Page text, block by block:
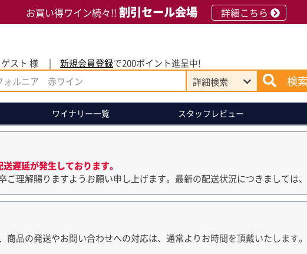
お買い得ワイン続々!! 割引セール会場 詳細こちら
スト 様 新規会員登録で200ポイント進呈中!
詳細検索 検索
ワイナリー一覧 スタッフレビュー
遅延が発生しております。
理解賜りますようお願い申し上げます。最新の配送状況につきましては、
品の発送やお問い合わせへの対応は、通常よりお時間を頂戴いたします。